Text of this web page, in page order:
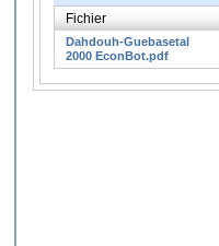
Fichier
Dahdouh-Guebasetal
2000 EconBot.pdf